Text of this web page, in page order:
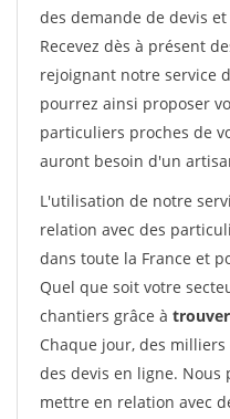
des demande de devis
Recevez dès à présent
rejoignant notre service
pourrez ainsi proposer
particuliers proches de
auront besoin d'un
L'utilisation de notre
relation avec des
dans toute la France et
Quel que soit votre
chantiers grâce à
Chaque jour, des
des devis en ligne. Nous
mettre en relation avec